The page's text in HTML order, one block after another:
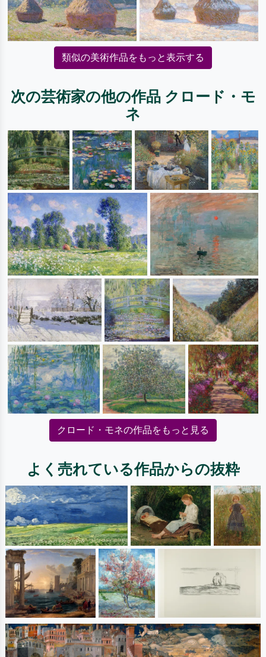
類似の美術作品をもっと表示する
次の芸術家の他の作品 クロード・モ
ネ
クロード・モネの作品をもっと見る
よく売れている作品からの抜粋